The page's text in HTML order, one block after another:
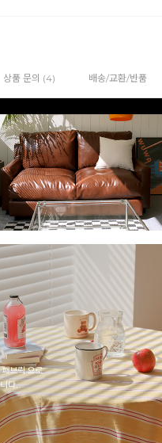
상품 문의 (4) 배송/교환/반품